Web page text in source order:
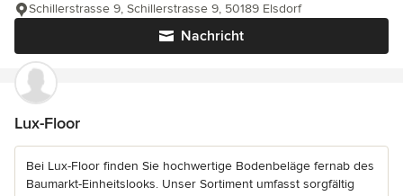
Nachricht
Schillerstrasse 9, Schillerstrasse 9, 50189 Elsdorf
Lux-Floor
Bei Lux-Floor finden Sie hochwertige Bodenbeläge fernab des
Baumarkt-Einheitslooks. Unser Sortiment umfasst sorgfältig